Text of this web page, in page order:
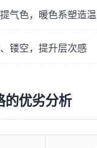
气色，暖色系塑造
镂空，提升层次感
的优劣分析